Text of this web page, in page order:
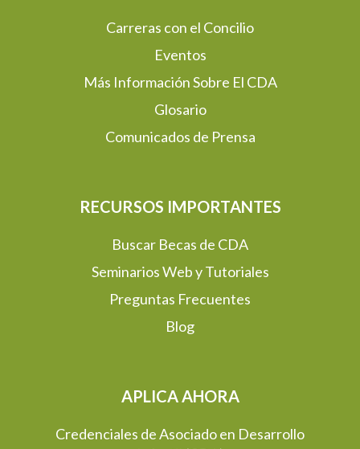
Carreras con el Concilio
Eventos
Más Información Sobre El CDA
Glosario
Comunicados de Prensa
RECURSOS IMPORTANTES
Buscar Becas de CDA
Seminarios Web y Tutoriales
Preguntas Frecuentes
Blog
APLICA AHORA
Credenciales de Asociado en Desarrollo